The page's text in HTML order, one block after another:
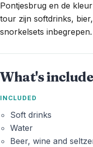
Pontjesbrug en de
tour zijn softdrinks,
snorkelsets inbegrepen.
What's
INCLUDED
Soft drinks
Water
Beer, wine and